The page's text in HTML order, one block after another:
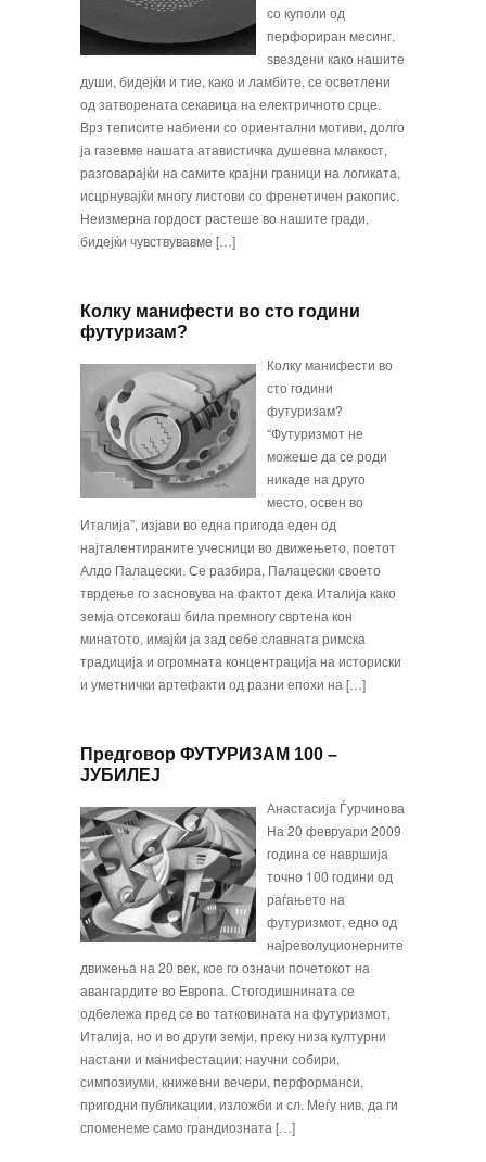
со куполи од
перфориран месинг,
ѕвездени како нашите
души, бидејќи и тие, како и ламбите, се осветлени
од затворената секавица на електричното срце.
Врз теписите набиени со ориентални мотиви, долго
ја газевме нашата атавистичка душевна млакост,
разговарајќи на самите крајни граници на логиката,
исцрнувајќи многу листови со френетичен ракопис.
Неизмерна гордост растеше во нашите гради,
бидејќи чувствувавме […]
Колку манифести во сто години
футуризам?
Колку манифести во
сто години
футуризам?
“Футуризмот не
можеше да се роди
никаде на друго
место, освен во
Италија”, изјави во една пригода еден од
најталентираните учесници во движењето, поетот
Алдо Палацески. Се разбира, Палацески своето
тврдење го засновува на фактот дека Италија како
земја отсекогаш била премногу свртена кон
минатото, имајќи ја зад себе славната римска
традиција и огромната концентрација на историски
и уметнички артефакти од разни епохи на […]
Предговор ФУТУРИЗАМ 100 –
ЈУБИЛЕЈ
Анастасија Ѓурчинова
На 20 февруари 2009
година се навршија
точно 100 години од
раѓањето на
футуризмот, едно од
најреволуционерните
движења на 20 век, кое го означи почетокот на
авангардите во Европа. Стогодишнината се
одбележа пред сe во татковината на футуризмот,
Италија, но и во други земји, преку низа културни
настани и манифестации: научни собири,
симпозиуми, книжевни вечери, перформанси,
пригодни публикации, изложби и сл. Меѓу нив, да ги
споменеме само грандиозната […]